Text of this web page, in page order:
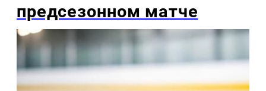
предсезонном матче